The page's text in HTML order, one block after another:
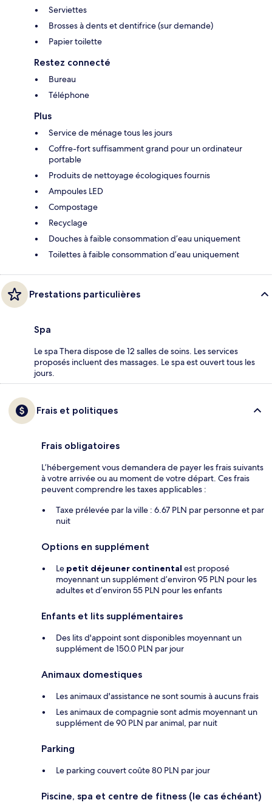
Serviettes
Brosses à dents et dentifrice (sur demande)
Papier toilette
Restez connecté
Bureau
Téléphone
Plus
Service de ménage tous les jours
Coffre-fort suffisamment grand pour un ordinateur
portable
Produits de nettoyage écologiques fournis
Ampoules LED
Compostage
Recyclage
Douches à faible consommation d’eau uniquement
Toilettes à faible consommation d’eau uniquement
Prestations particulières
Spa
Le spa Thera dispose de 12 salles de soins. Les services
proposés incluent des massages. Le spa est ouvert tous les
jours.
Frais et politiques
Frais obligatoires
L’hébergement vous demandera de payer les frais suivants
à votre arrivée ou au moment de votre départ. Ces frais
peuvent comprendre les taxes applicables :
Taxe prélevée par la ville : 6.67 PLN par personne et par
nuit
Options en supplément
Le petit déjeuner continental est proposé
moyennant un supplément d’environ 95 PLN pour les
adultes et d’environ 55 PLN pour les enfants
Enfants et lits supplémentaires
Des lits d'appoint sont disponibles moyennant un
supplément de 150.0 PLN par jour
Animaux domestiques
Les animaux d'assistance ne sont soumis à aucuns frais
Les animaux de compagnie sont admis moyennant un
supplément de 90 PLN par animal, par nuit
Parking
Le parking couvert coûte 80 PLN par jour
Piscine, spa et centre de fitness (le cas échéant)